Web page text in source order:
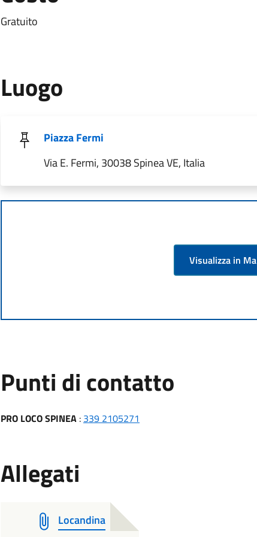
Gratuito
Luogo
Piazza Fermi
Via E. Fermi, 30038 Spinea VE, Italia
Visualizza in
Punti di contatto
PRO LOCO SPINEA: 339 2105271
Allegati
Locandina